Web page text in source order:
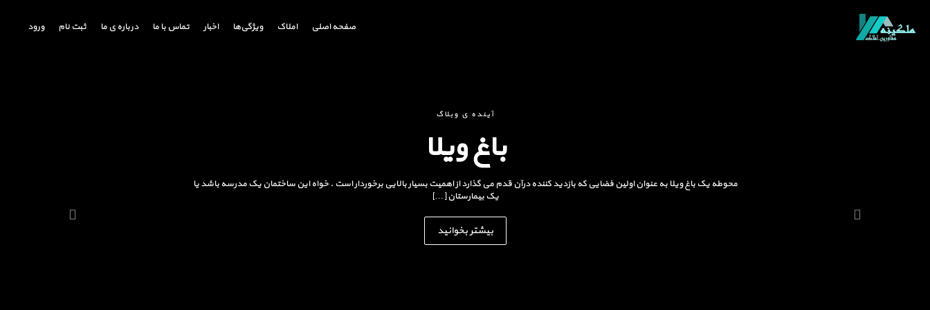
آینده ی وبلاگ
باغ ویلا
محوطه یک باغ ویلا به عنوان اولین فضایی که بازدید کننده درآن قدم می گذارد از اهمیت بسیار بالایی برخوردار است . خواه این ساختمان یک مدرسه باشد یا
یک بیمارستان […]
بیشتر بخوانید
ثبت نام ورود صفحه اصلی املاک ویژگی‌ها اخبار تماس با ما درباره ی ما